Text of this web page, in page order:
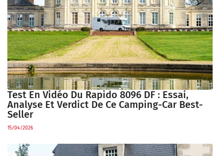
Test En Vidéo Du Rapido 8096 DF : Essai,
Analyse Et Verdict De Ce Camping-Car Best-
Seller
15/04/2026